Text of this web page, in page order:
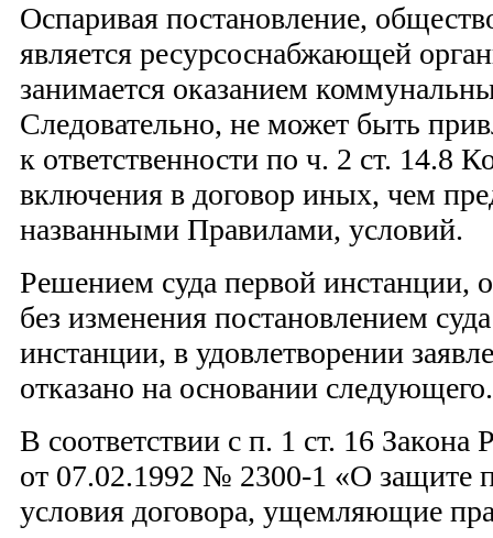
Оспаривая постановление,
является ресурсоснабжающей
занимается оказанием
Следовательно, не может быть
к ответственности по ч. 2 ст. 14.8
включения в договор иных, чем
названными Правилами, условий.
Решением суда первой инстанции,
без изменения постановлением
инстанции, в удовлетворении
отказано на основании следующего.
В соответствии с п. 1 ст. 16 Закона
от 07.02.1992 № 2300-1 «О защите
условия договора, ущемляющие